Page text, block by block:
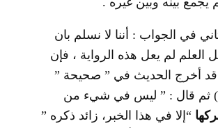
في الجواب : أننا لا نسلم بان
العلم لم يعل هذه الرواية ، فإن
قد أخرج الحديث في ” صحيحة ”
(1/354/714) ثم قال : ” ليس في شيء من
“إلا في هذا الخبر، زائد ذكره ”